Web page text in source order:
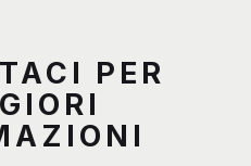
PER